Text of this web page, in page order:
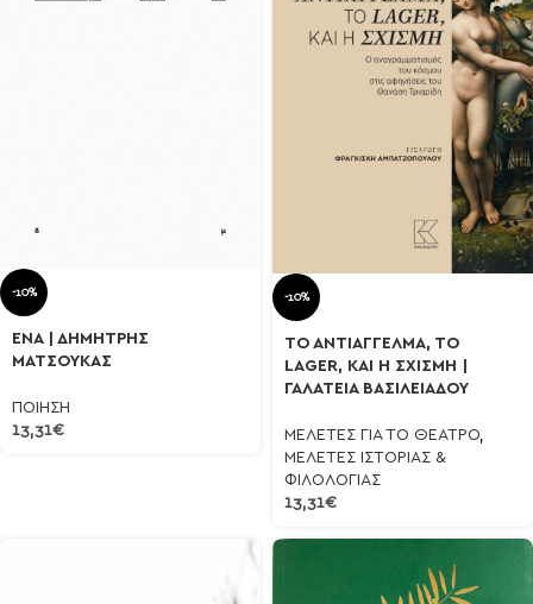
-10%
ΕΝΑ | ΔΗΜΗΤΡΗΣ
ΜΑΤΣΟΥΚΑΣ
ΠΟΙΗΣΗ
13,31€
-10%
ΤΟ ΑΝΤΙΑΓΓΕΛΜΑ, ΤΟ
LAGER, ΚΑΙ Η ΣΧΙΣΜΗ |
ΓΑΛΑΤΕΙΑ ΒΑΣΙΛΕΙΑΔΟΥ
ΜΕΛΕΤΕΣ ΓΙΑ ΤΟ ΘΕΑΤΡΟ
ΜΕΛΕΤΕΣ ΙΣΤΟΡΙΑΣ &
ΦΙΛΟΛΟΓΙΑΣ
13,31€